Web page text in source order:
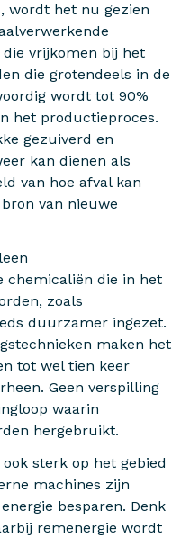
wordt het nu gezien
vrijkomen bij het
die grotendeels in de
wordt tot 90%
het productieproces.
gezuiverd en
kan dienen als
van hoe afval kan
van nieuwe
chemicaliën die in het
zoals
duurzamer ingezet.
maken het
tot wel tien keer
Geen verspilling
waarin
hergebruikt.
sterk op het gebied
machines zijn
besparen. Denk
remenergie wordt